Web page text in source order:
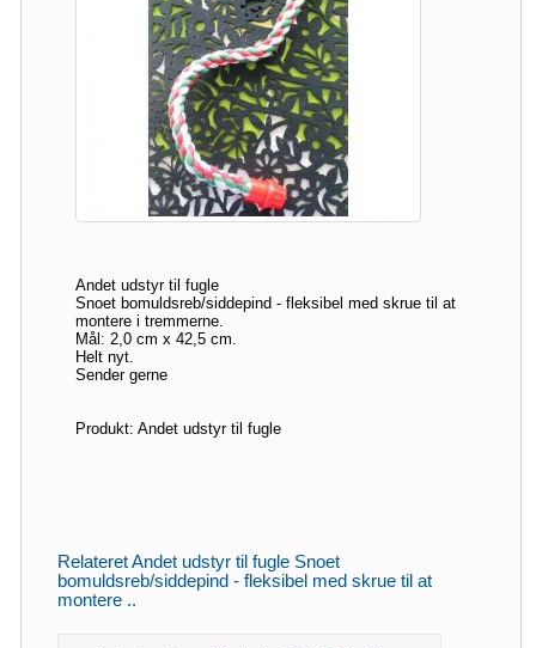
Andet udstyr til fugle
Snoet bomuldsreb/siddepind - fleksibel med skrue til at
montere i tremmerne.
Mål: 2,0 cm x 42,5 cm.
Helt nyt.
Sender gerne
Produkt: Andet udstyr til fugle
Relateret Andet udstyr til fugle Snoet
bomuldsreb/siddepind - fleksibel med skrue til at
montere ..